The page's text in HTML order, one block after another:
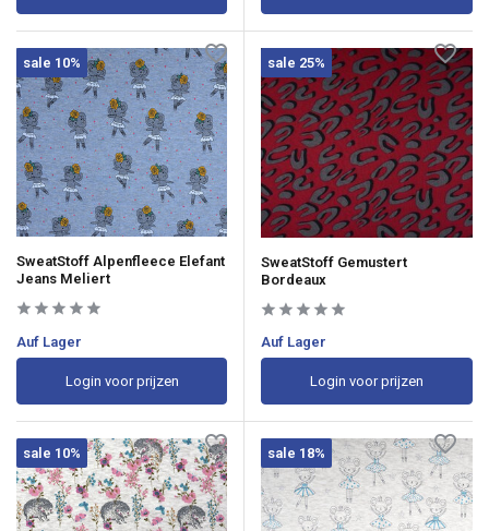
sale 10%
SweatStoff Alpenfleece Elefant
Jeans Meliert
Auf Lager
Login voor prijzen
sale 25%
SweatStoff Gemustert
Bordeaux
Auf Lager
Login voor prijzen
sale 10% sale 18%